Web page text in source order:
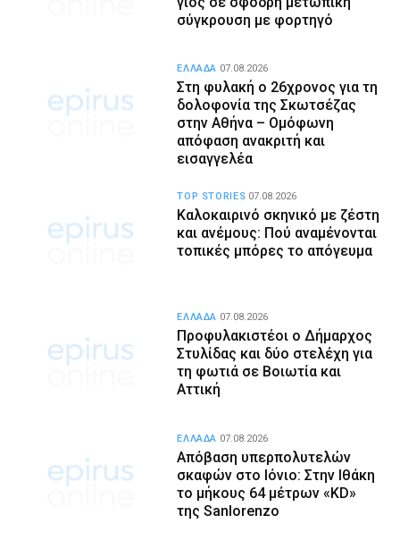
σύγκρουση με φορτηγό
Στη φυλακή ο 26χρονος για τη
δολοφονία της Σκωτσέζας
στην Αθήνα – Ομόφωνη
απόφαση ανακριτή και
εισαγγελέα
ΕΛΛΑΔΑ 07.08.2026
Καλοκαιρινό σκηνικό με ζέστη
και ανέμους: Πού αναμένονται
τοπικές μπόρες το απόγευμα
TOP STORIES 07.08.2026
Προφυλακιστέοι ο Δήμαρχος
Στυλίδας και δύο στελέχη για
τη φωτιά σε Βοιωτία και
Αττική
ΕΛΛΑΔΑ 07.08.2026
Απόβαση υπερπολυτελών
σκαφών στο Ιόνιο: Στην Ιθάκη
το μήκους 64 μέτρων «KD»
της Sanlorenzo
ΕΛΛΑΔΑ 07.08.2026